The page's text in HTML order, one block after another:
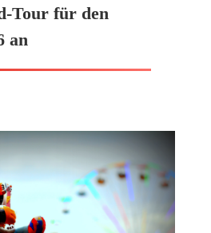
Tour für den
an